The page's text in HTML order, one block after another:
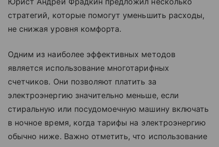
стратегий, которые помогут уменьшить расходы,
не снижая уровня комфорта.
Одним из наиболее эффективных методов
является использование многотарифных
счетчиков. Они позволяют платить за
электроэнергию значительно меньше, если
стиральную или посудомоечную машину включать
в ночное время, когда тарифы на электроэнергию
обычно ниже. Важно отметить, что использование